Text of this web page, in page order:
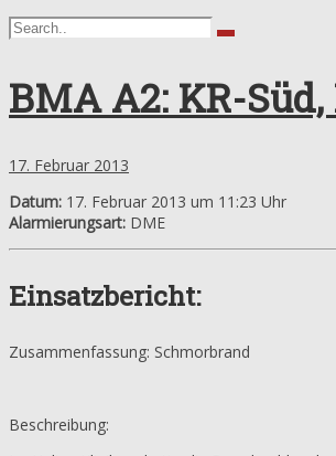
BMA A2: KR-
17. Februar 2013
Datum: 17. Februar 2013 um 11:23 Uhr
Alarmierungsart: DME
Einsatzbericht:
Zusammenfassung: Schmorbrand
Beschreibung: